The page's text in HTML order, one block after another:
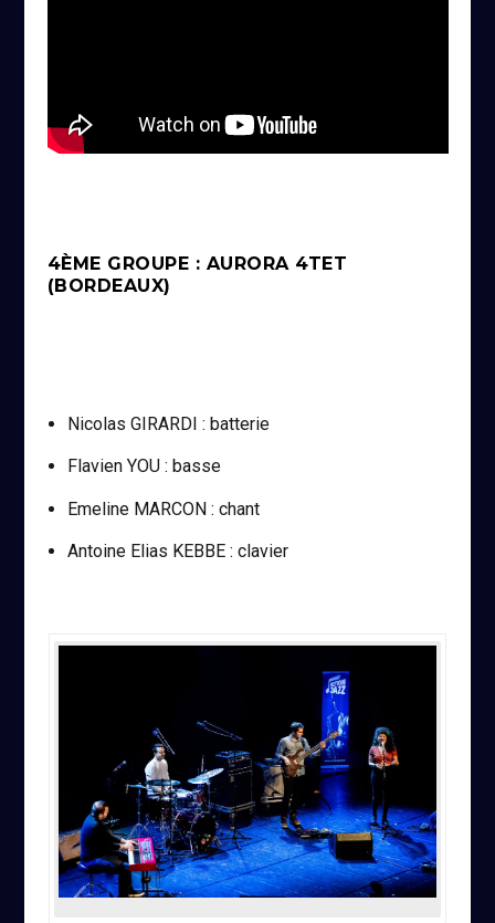
4ÈME GROUPE : AURORA 4TET
(BORDEAUX)
Nicolas GIRARDI : batterie
Flavien YOU : basse
Emeline MARCON : chant
Antoine Elias KEBBE : clavier